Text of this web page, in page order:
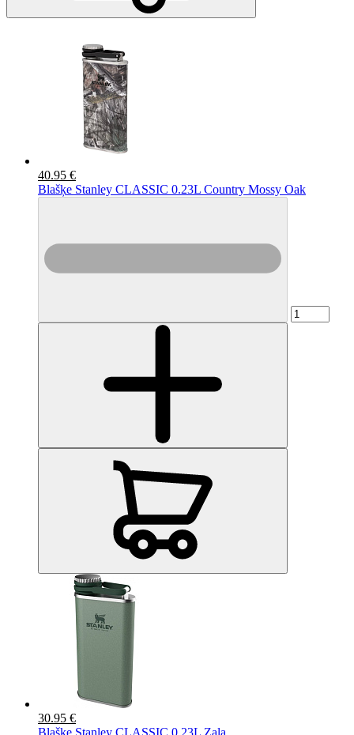
40.95 €
Blašķe Stanley CLASSIC 0.23L Country Mossy Oak
30.95 €
Blašķe Stanley CLASSIC 0.23L Zaļa